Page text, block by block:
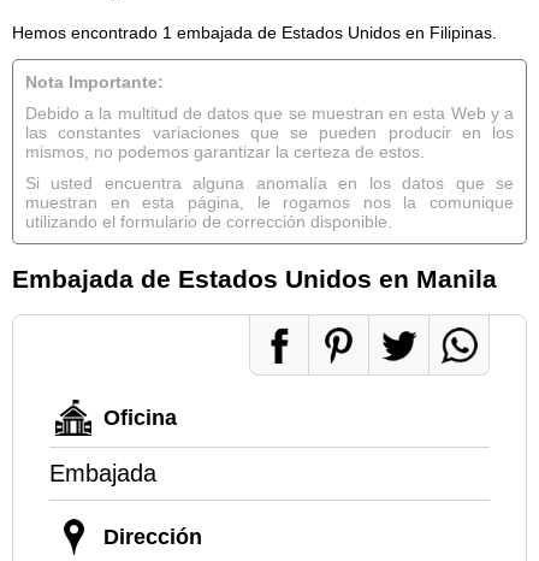
Hemos encontrado 1 embajada de Estados Unidos en Filipinas.
Nota Importante:
Debido a la multitud de datos que se muestran en esta Web y a
las constantes variaciones que se pueden producir en los
mismos, no podemos garantizar la certeza de estos.
Si usted encuentra alguna anomalía en los datos que se
muestran en esta página, le rogamos nos la comunique
utilizando el formulario de corrección disponible.
Embajada de Estados Unidos en Manila
Oficina
Embajada
Dirección